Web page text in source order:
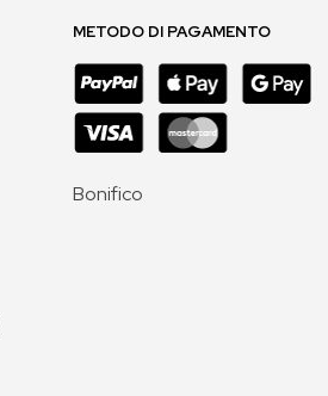
METODO DI PAGAMENTO
Bonifico